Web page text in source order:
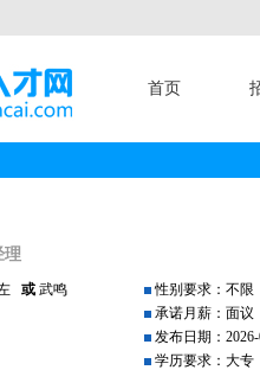
首页
理
或 武鸣
性别要求：不限
承诺月薪：面议
发布日期：
学历要求：大专